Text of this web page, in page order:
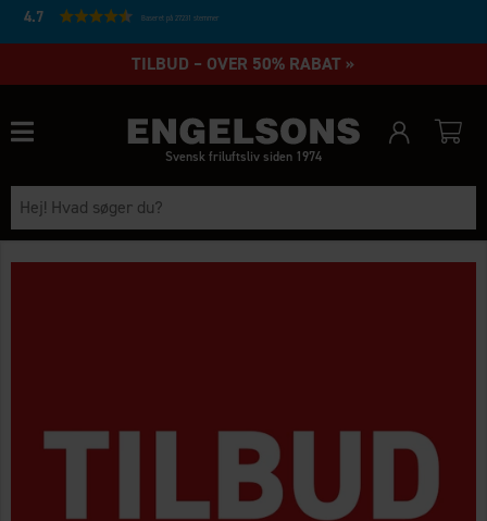
4.7 Baseret på 27231 stemmer
TILBUD – OVER 50% RABAT »
Svensk friluftsliv siden 1974